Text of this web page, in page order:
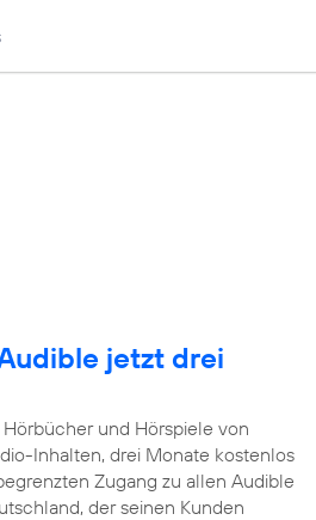
jetzt drei
und Hörspiele von
Inhalten, drei Monate kostenlos
Zugang zu allen Audible
der seinen Kunden